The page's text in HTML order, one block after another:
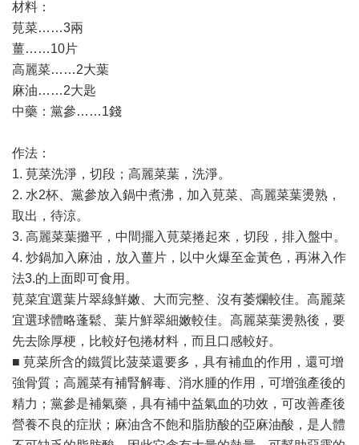
材料：
莧菜……3兩
薑……10片
高麗菜……2大葉
麻油……2大匙
中藥：黨參……1錢
作法：
1. 莧菜洗淨，切段；高麗菜葉，洗淨。
2. 水2杯、黨參放入鍋中煮沸，加入莧菜、高麗菜葉燙熟，
取出，待涼。
3. 高麗菜葉攤平，中間擺入莧菜捲起來，切段，排入盤中。
4. 炒鍋加入麻油，放入薑片，以中火爆至金黃色，再淋入作
法3.的上面即可食用。
莧菜宜選葉片翠綠鮮嫩、大而完整、沒有萎爛較佳。高麗菜
宜選球體略蓬鬆、葉片鮮翠細嫩較佳。高麗菜葉燙熟後，要
先去除厚梗，比較好包捲材料，而且口感較好。
■ 莧菜所含的鐵質比菠菜還要多，具有補血的作用，還可增
強骨質；高麗菜有補腎解毒、消水腫的作用，可增強產後的
精力；黨參是補氣藥，具有補中益氣血的功效，可改善產後
營養不良的症狀；麻油含不飽和脂肪酸的亞麻油酸，是人體